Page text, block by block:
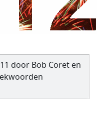
door Bob Coret en